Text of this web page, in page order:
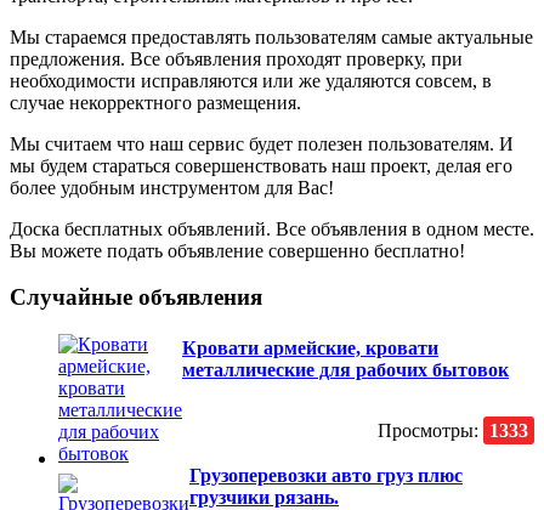
Мы стараемся предоставлять пользователям самые актуальные
предложения. Все объявления проходят проверку, при
необходимости исправляются или же удаляются совсем, в
случае некорректного размещения.
Мы считаем что наш сервис будет полезен пользователям. И
мы будем стараться совершенствовать наш проект, делая его
более удобным инструментом для Вас!
Доска бесплатных объявлений. Все объявления в одном месте.
Вы можете подать объявление совершенно бесплатно!
Случайные объявления
Кровати армейские, кровати
металлические для рабочих бытовок
Просмотры: 1333
Грузоперевозки авто груз плюс
грузчики рязань.